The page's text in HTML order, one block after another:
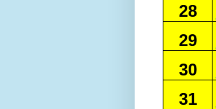
28
29
30
31